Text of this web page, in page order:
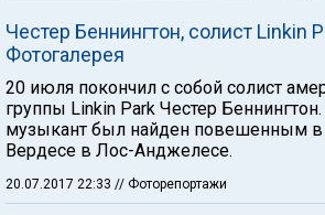
Честер Беннингтон, солист Linkin
Фотогалерея
20 июля покончил с собой солист
группы Linkin Park Честер
музыкант был найден повешенным в
Вердесе в Лос-Анджелесе.
20.07.2017 22:33 // Фоторепортажи